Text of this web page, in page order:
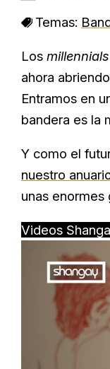
Temas:
Los millennials
ahora
Entramos en
bandera es la
Y como el
nuestro
unas enormes
Videos